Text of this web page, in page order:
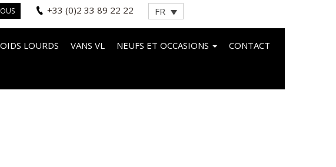
+33 (0)2 33 89 22 22 FR
LOURDS VANS VL NEUFS ET OCCASIONS CONTACT